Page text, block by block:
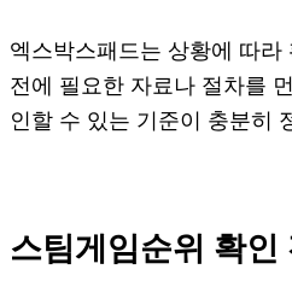
엑스박스패드는 상황에 따
전에 필요한 자료나 절차를
인할 수 있는 기준이 충분히
스팀게임순위 확